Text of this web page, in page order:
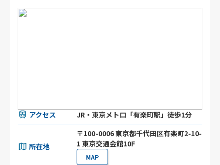
アクセス JR・東京メトロ「有楽町駅」徒歩1分
所在地
〒100-0006 東京都千代田区有楽町2-10-
1 東京交通会館10F
MAP